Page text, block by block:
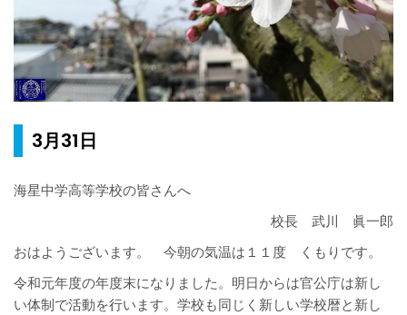
3月31日
海星中学高等学校の皆さんへ
校長 武川 眞一郎
おはようございます。 今朝の気温は１１度 くもりです。
令和元年度の年度末になりました。明日からは官公庁は新し
い体制で活動を行います。学校も同じく新しい学校暦と新し